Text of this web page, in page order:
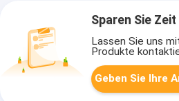
Sparen Sie Zeit
Lassen Sie uns
Produkte
Geben Sie Ihre